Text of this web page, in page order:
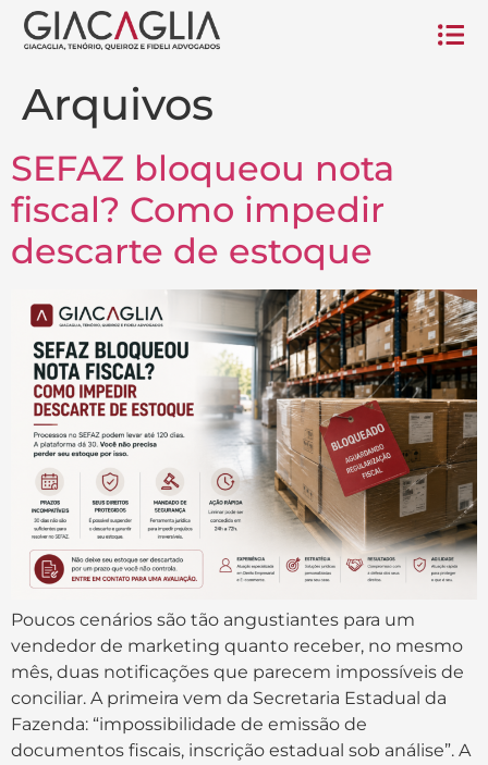
Arquivos
SEFAZ bloqueou nota
fiscal? Como impedir
descarte de estoque
Poucos cenários são tão angustiantes para um
vendedor de marketing quanto receber, no mesmo
mês, duas notificações que parecem impossíveis de
conciliar. A primeira vem da Secretaria Estadual da
Fazenda: “impossibilidade de emissão de
documentos fiscais, inscrição estadual sob análise”. A